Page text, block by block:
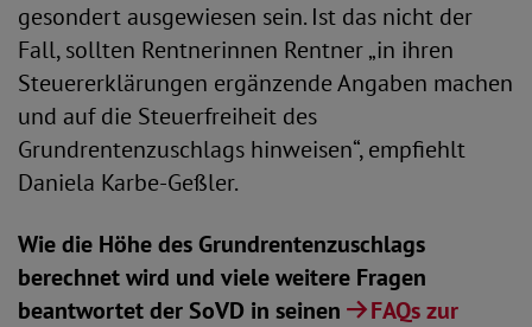
gesondert ausgewiesen sein. Ist das nicht der
Fall, sollten Rentnerinnen Rentner „in ihren
Steuererklärungen ergänzende Angaben machen
und auf die Steuerfreiheit des
Grundrentenzuschlags hinweisen“, empfiehlt
Daniela Karbe-Geßler.
Wie die Höhe des Grundrentenzuschlags
berechnet wird und viele weitere Fragen
beantwortet der SoVD in seinen
FAQs zur